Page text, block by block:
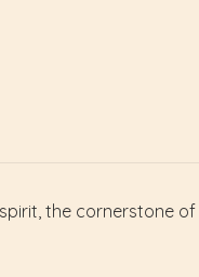
the cornerstone